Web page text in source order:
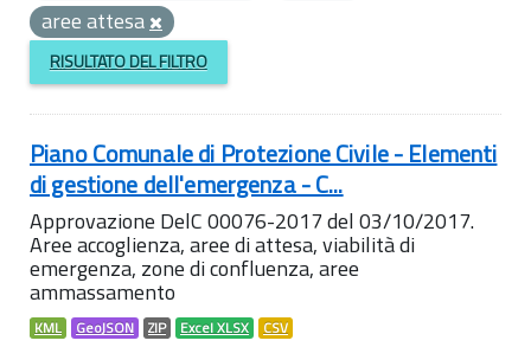
aree attesa
RISULTATO DEL FILTRO
Piano Comunale di Protezione Civile - Elementi
di gestione dell'emergenza - C...
Approvazione DelC 00076-2017 del 03/10/2017.
Aree accoglienza, aree di attesa, viabilità di
emergenza, zone di confluenza, aree
ammassamento
KML GeoJSON ZIP Excel XLSX CSV